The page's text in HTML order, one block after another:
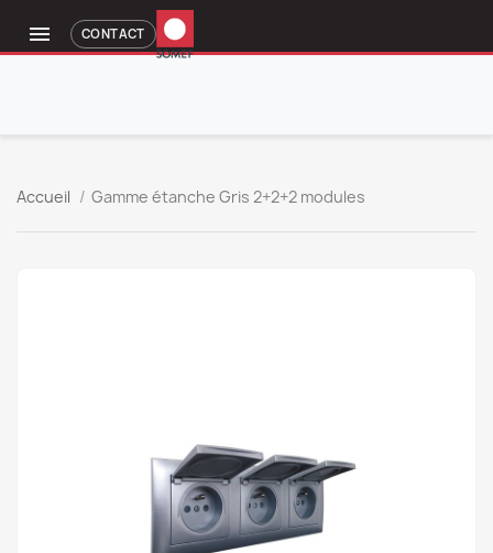
 CONTACT
Accueil Gamme étanche Gris 2+2+2 modules